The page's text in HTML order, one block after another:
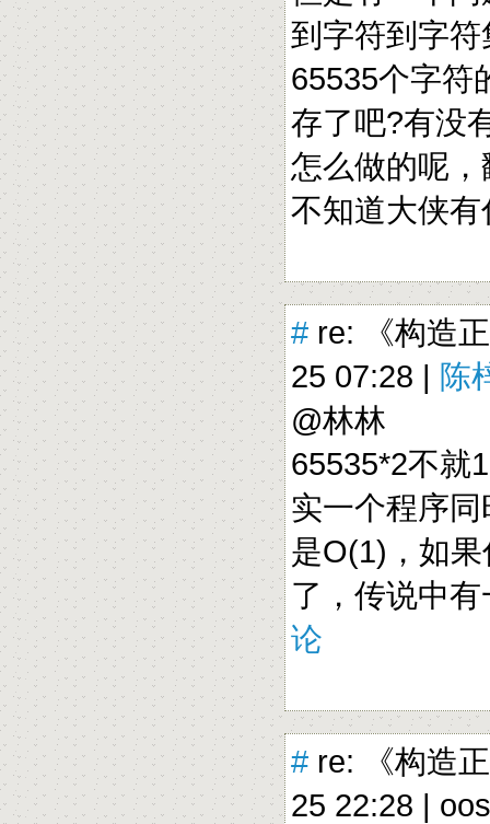
到字符到字
65535个字符
存了吧?有没
怎么做的呢
不知道大侠
# re: 《构造
25 07:28 | 陈
@林林
65535*2不就
实一个程序
是O(1)，如
了，传说中
论
# re: 《构造
25 22:28 |